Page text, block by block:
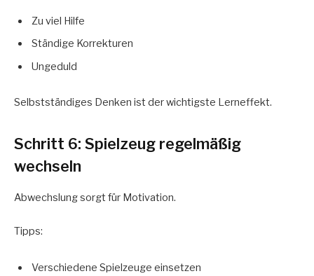
Zu viel Hilfe
Ständige Korrekturen
Ungeduld
Selbstständiges Denken ist der wichtigste Lerneffekt.
Schritt 6: Spielzeug regelmäßig
wechseln
Abwechslung sorgt für Motivation.
Tipps:
Verschiedene Spielzeuge einsetzen